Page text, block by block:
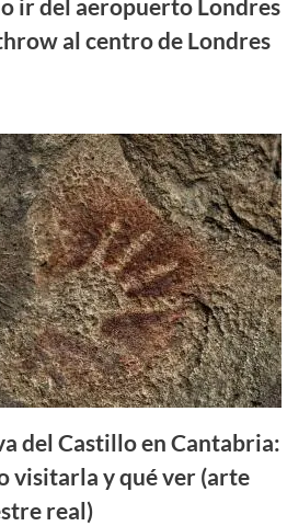
ir del aeropuerto Londres
al centro de Londres
del Castillo en Cantabria:
visitarla y qué ver (arte
real)